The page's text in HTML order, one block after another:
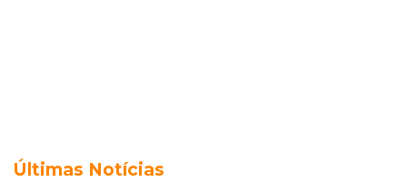
Últimas Notícias